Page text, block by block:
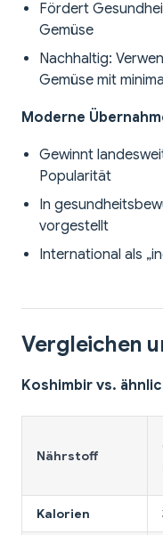
Fördert
Gemüse
Nachhaltig:
Gemüse mit
Moderne
Gewinnt
Popularität
In
vorgestellt
International als
Vergleichen
Koshimbir vs.
Nährstoff
Kalorien